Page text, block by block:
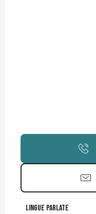
Lingue parlate
Lingue parlate